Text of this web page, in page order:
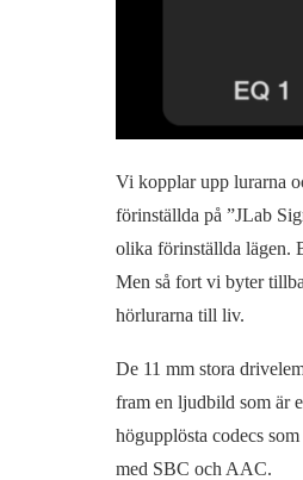
Vi kopplar upp lurarna
förinställda på ”JLab
olika förinställda lägen.
Men så fort vi byter
hörlurarna till liv.
De 11 mm stora
fram en ljudbild som är
högupplösta codecs
med SBC och AAC.